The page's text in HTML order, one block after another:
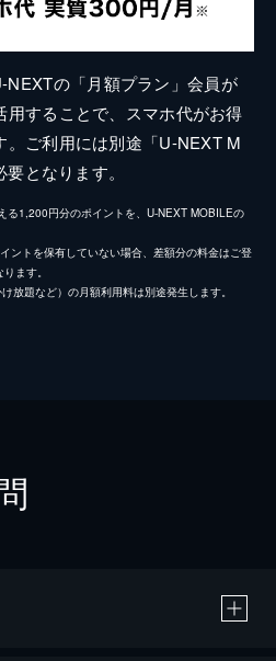
NEXTの「月額プラン」会員が
することで、スマホ代がお得
。ご利用には別途「U-NEXT M
となります。
る1,200円分のポイントを、U-NEXT MOBILEの
ントを保有していない場合、差額分の料金はご登
ます。
放題など）の月額利用料は別途発生します。